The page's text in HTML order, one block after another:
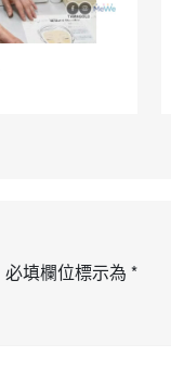
必填欄位標示為 *